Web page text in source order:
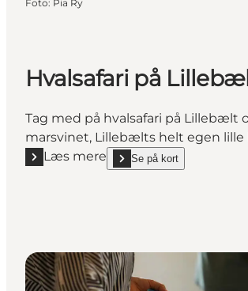
Foto: Pia Ry
Hvalsafari på
Tag med på hvalsafari på Lillebælt
marsvinet, Lillebælts helt egen lille
Læs mere
Læs mere "Hvalsafari på Lillebælt"
Se på kort
show Hvalsafari på Lillebælt